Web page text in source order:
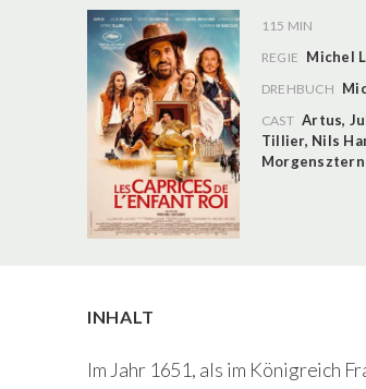
115 MIN
REGIE Michel
DREHBUCH
CAST Artus,
Tillier, Nils
Morgensztern
INHALT
Im Jahr 1651, als im Königreich